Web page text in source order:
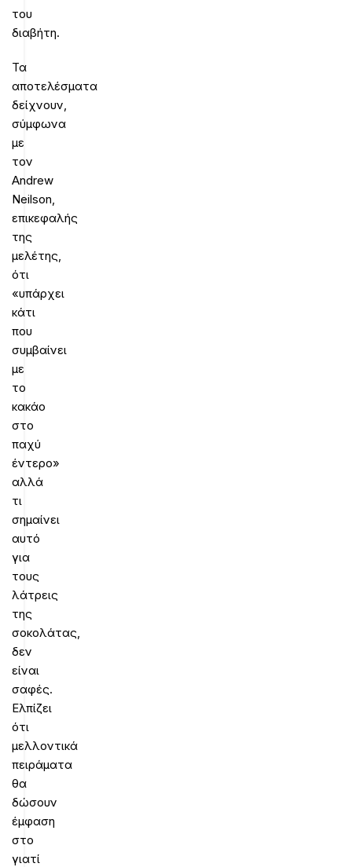
του
διαβήτη.
Τα
αποτελέσματα
δείχνουν,
σύμφωνα
με
τον
Andrew
Neilson,
επικεφαλής
της
μελέτης,
ότι
«υπάρχει
κάτι
που
συμβαίνει
με
το
κακάο
στο
παχύ
έντερο»
αλλά
τι
σημαίνει
αυτό
για
τους
λάτρεις
της
σοκολάτας,
δεν
είναι
σαφές.
Ελπίζει
ότι
μελλοντικά
πειράματα
θα
δώσουν
έμφαση
στο
γιατί